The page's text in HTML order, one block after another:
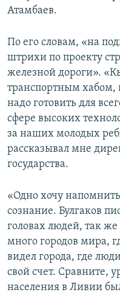
Атамбаев.
По его словам, «на
штрихи по проекту
железной дороги».
транспортным хабом,
надо готовить для
сфере высоких
за наших молодых
рассказывал мне
государства.
«Одно хочу
сознание. Булгаков
головах людей, так
много городов мира,
видел города, где
свой счет. Сравните,
населения в Ливии